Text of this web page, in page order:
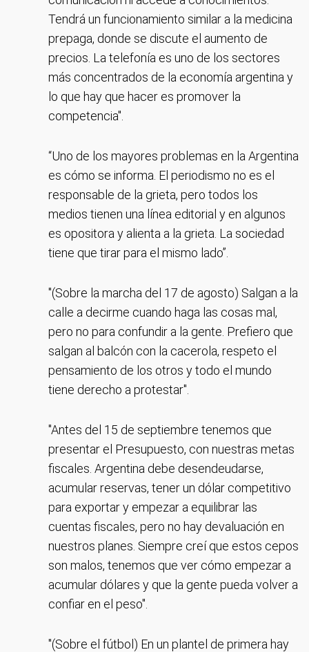
Tendrá un funcionamiento similar a la medicina
prepaga, donde se discute el aumento de
precios. La telefonía es uno de los sectores
más concentrados de la economía argentina y
lo que hay que hacer es promover la
competencia".
“Uno de los mayores problemas en la Argentina
es cómo se informa. El periodismo no es el
responsable de la grieta, pero todos los
medios tienen una línea editorial y en algunos
es opositora y alienta a la grieta. La sociedad
tiene que tirar para el mismo lado”.
"(Sobre la marcha del 17 de agosto) Salgan a la
calle a decirme cuando haga las cosas mal,
pero no para confundir a la gente. Prefiero que
salgan al balcón con la cacerola, respeto el
pensamiento de los otros y todo el mundo
tiene derecho a protestar".
"Antes del 15 de septiembre tenemos que
presentar el Presupuesto, con nuestras metas
fiscales. Argentina debe desendeudarse,
acumular reservas, tener un dólar competitivo
para exportar y empezar a equilibrar las
cuentas fiscales, pero no hay devaluación en
nuestros planes. Siempre creí que estos cepos
son malos, tenemos que ver cómo empezar a
acumular dólares y que la gente pueda volver a
confiar en el peso".
"(Sobre el fútbol) En un plantel de primera hay